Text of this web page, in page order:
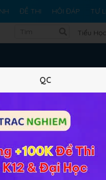
ĐỀ THI HỎI ĐÁP TƯ
Tiểu Học
kì 2của mônGDCD lớp 9
hóa - hiện đại hóa
là gì,
tham gia quản lý nhà
và hướng dẫn giải chi tiết
các bài dưới đây
QC